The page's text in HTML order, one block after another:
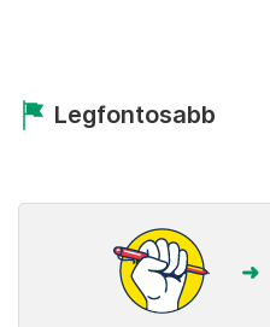
Legfontosabb